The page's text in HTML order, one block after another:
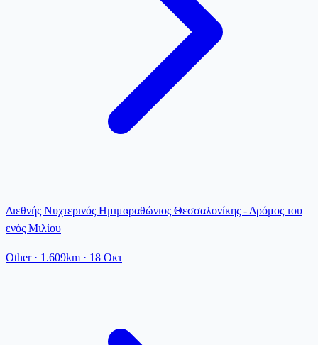
Διεθνής Νυχτερινός Ημιμαραθώνιος Θεσσαλονίκης - Δρόμος του
ενός Μιλίου
Other· 1.609km · 18 Οκτ